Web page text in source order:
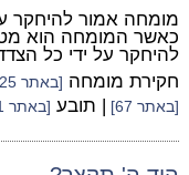
מומחה אמור להיחקר
כאשר המומחה הוא
להיחקר על ידי כל
חקירת מומחה [באתר 25]
[באתר 67] | תובע [באתר 141]